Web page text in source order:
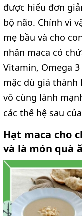
được hiểu đơn
bộ não. Chính vì
mẹ bầu và cho
nhân maca có
Vitamin, Omega
mặc dù giá thành
vô cùng lành
các thế hệ sau
Hạt maca cho
và là món quà